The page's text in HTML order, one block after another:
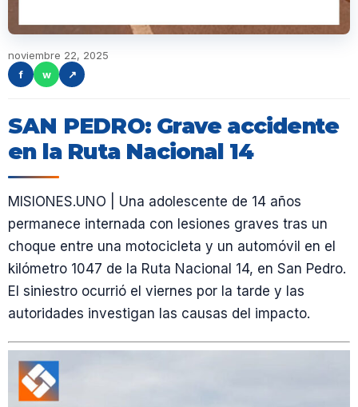
noviembre 22, 2025
f
w ↗
SAN PEDRO: Grave accidente
en la Ruta Nacional 14
MISIONES.UNO | Una adolescente de 14 años
permanece internada con lesiones graves tras un
choque entre una motocicleta y un automóvil en el
kilómetro 1047 de la Ruta Nacional 14, en San Pedro.
El siniestro ocurrió el viernes por la tarde y las
autoridades investigan las causas del impacto.